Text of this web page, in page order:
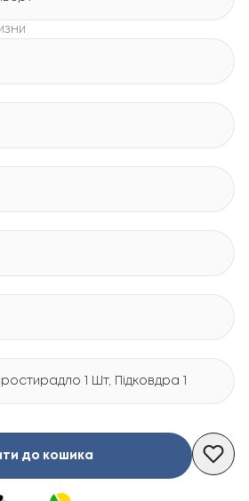
1 Шт, Підковдра 1 Шт
до кошика